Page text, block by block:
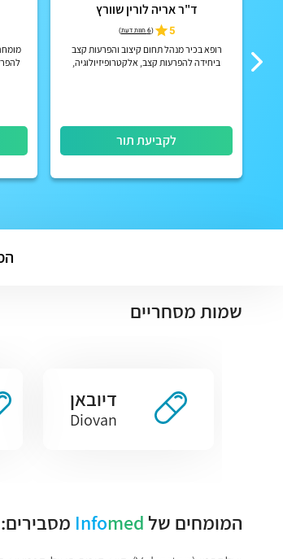
ד"ר אריה לורין שוורץ
5
(6 חוות דעת )
רופא בכיר מנהל תחום קיצוב והפרעות קצב
ביחידה להפרעות קצב, אלקטרופיזיולוגיה,
לקביעת תור
שמות מסחריים
דיובאן
Diovan
המומחים של Infomed מסבירים: